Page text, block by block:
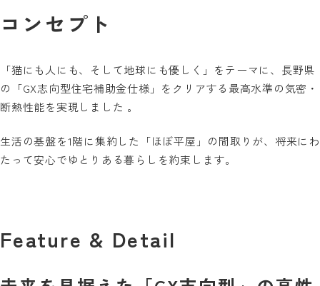
コンセプト
「猫にも人にも、そして地球にも優しく」をテーマに、長野県
の「GX志向型住宅補助金仕様」をクリアする最高水準の気密・
断熱性能を実現しました 。
生活の基盤を1階に集約した「ほぼ平屋」の間取りが、将来にわ
たって安心でゆとりある暮らしを約束します。
Feature & Detail